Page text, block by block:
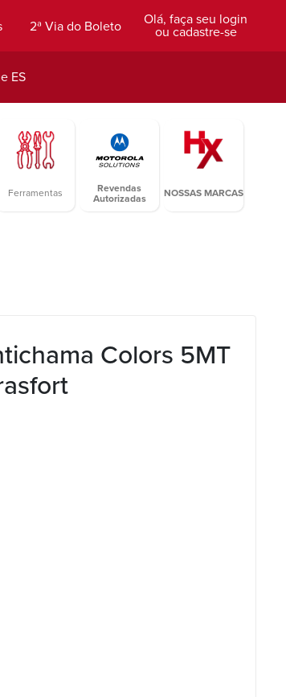
Olá, faça seu login
ou cadastre-se
2ª Via do Boleto
ES
Ferramentas
Revendas
Autorizadas
NOSSAS MARCAS
Colors 5MT